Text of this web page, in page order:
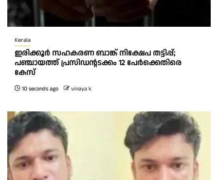
Kerala
ഇരിക്കൂർ സഹകരണ ബാങ്ക് നിക്ഷേപ തട്ടിപ്പ്;
പഞ്ചായത്ത് പ്രസിഡൻ്റടക്കം 12 പേർക്കെതിരെ
കേസ്
10 seconds ago vinaya k